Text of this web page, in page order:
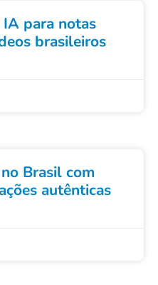
IA para notas
brasileiros
Brasil com
autênticas